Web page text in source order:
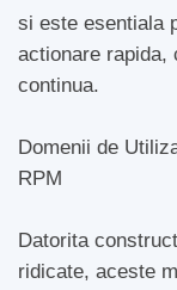
si este esentiala
actionare rapida,
continua.
Domenii de
RPM
Datorita
ridicate, aceste